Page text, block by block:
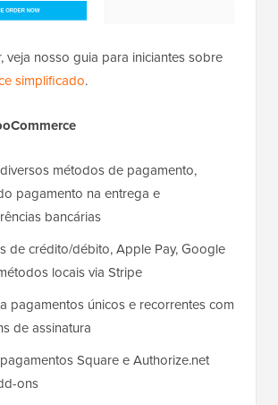
veja nosso guia para iniciantes sobre
simplificado.
métodos de pagamento,
pagamento na entrega e
bancárias
de crédito/débito, Apple Pay, Google
locais via Stripe
pagamentos únicos e recorrentes com
de assinatura
Square e Authorize.net
ons